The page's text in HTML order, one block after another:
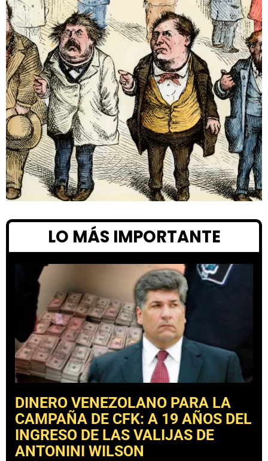
LO MÁS IMPORTANTE
DINERO VENEZOLANO PARA LA
CAMPAÑA DE CFK: A 19 AÑOS DEL
INGRESO DE LAS VALIJAS DE
ANTONINI WILSON